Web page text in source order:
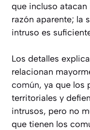
que incluso
razón aparente; la
intruso es
Los detalles
relacionan
común, ya que los
territoriales y
intrusos, pero no
que tienen los